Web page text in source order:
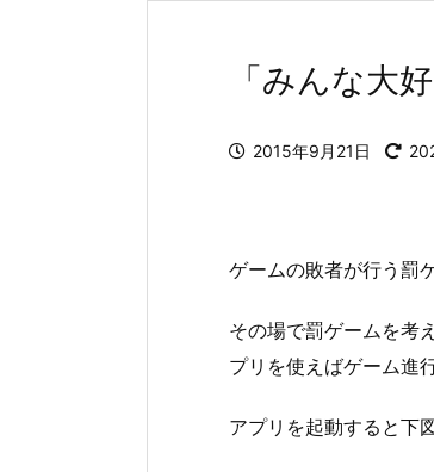
「みんな大
2015年9月21日
ゲームの敗者が行う罰
その場で罰ゲームを考
プリを使えばゲーム進
アプリを起動すると下